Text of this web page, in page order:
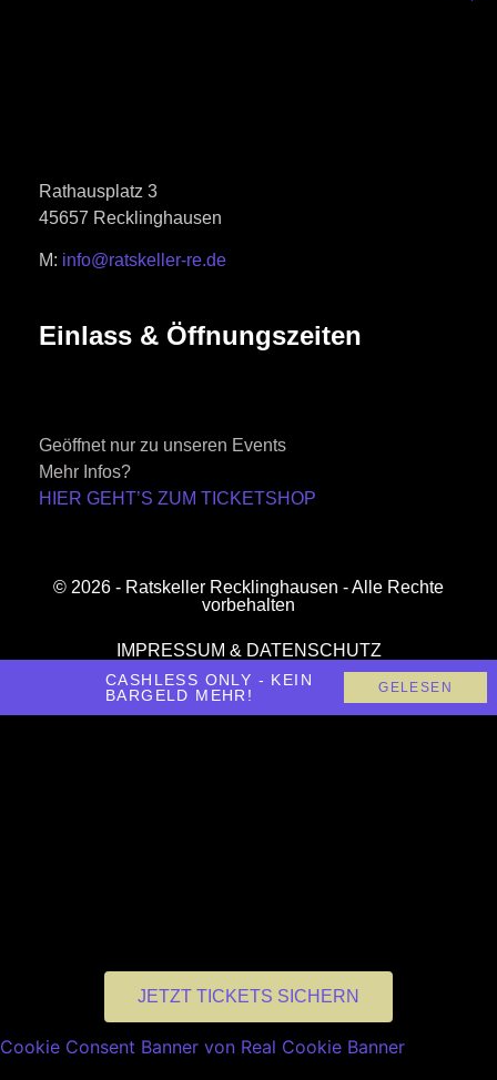
Rathausplatz 3
45657 Recklinghausen
M: info@ratskeller-re.de
Einlass & Öffnungszeiten
Geöffnet nur zu unseren Events
Mehr Infos?
HIER GEHT’S ZUM TICKETSHOP
© 2026 - Ratskeller Recklinghausen - Alle Rechte
vorbehalten
IMPRESSUM & DATENSCHUTZ
CASHLESS ONLY - KEIN
BARGELD MEHR!
GELESEN
JETZT TICKETS SICHERN
Cookie Consent Banner von Real Cookie Banner